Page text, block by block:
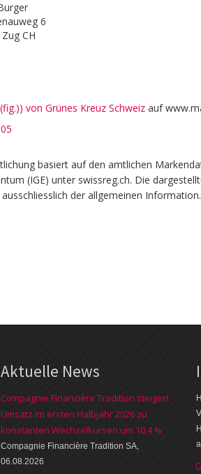
6
CH
von Grünes Kreuz Schweiz auf
basiert auf den amtlichen
(IGE) unter swissreg.ch. Die
der allgemeinen Information.
Aktuelle News
Compagnie Financière Tradition steigert
Umsatz im ersten Halbjahr 2026 zu
konstanten Wechselkursen um 10,4 %
Compagnie Financière Tradition SA,
06.08.2026